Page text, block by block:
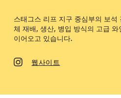
스태그스 리프 지구 중심부의 보
체 재배, 생산, 병입 방식의 고급
이어오고 있습니다.
웹사이트